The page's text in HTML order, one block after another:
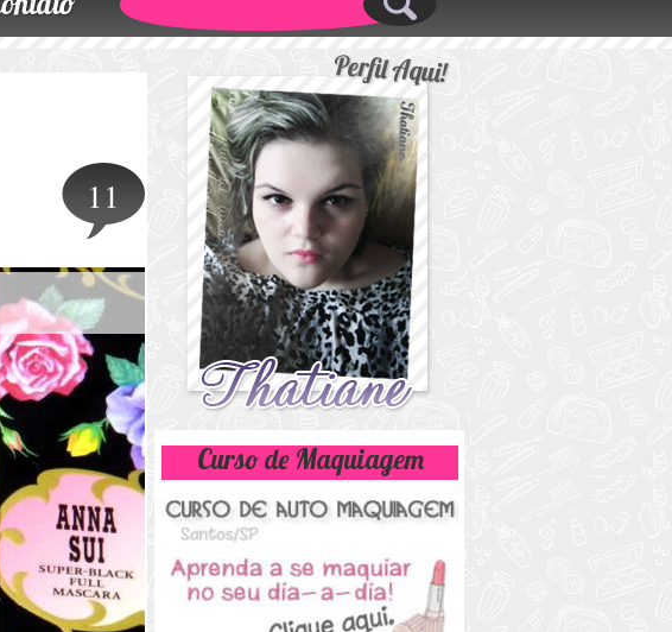
11
Curso de Maquiagem